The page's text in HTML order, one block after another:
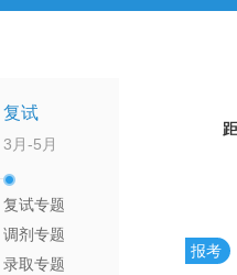
复试
3月-5月
复试专题
调剂专题
录取专题
报考